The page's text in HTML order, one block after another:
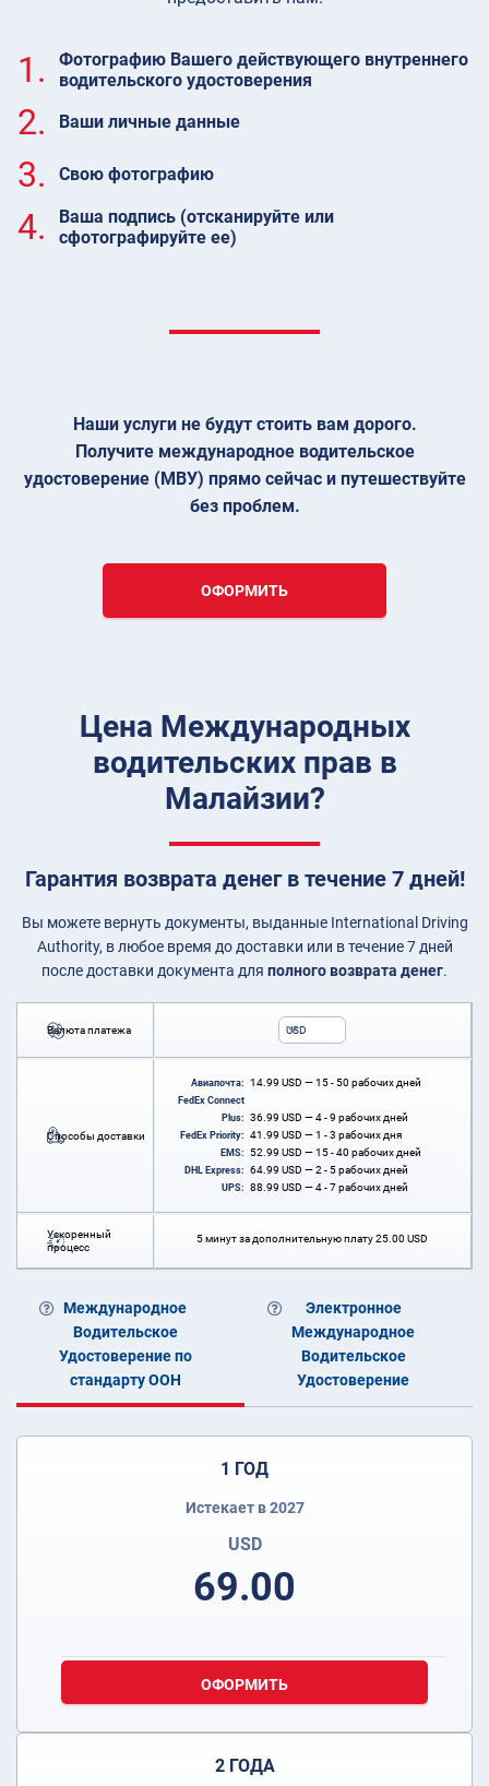
1.
Фотографию Вашего действующего внутреннего
водительского удостоверения
2. Ваши личные данные
3. Свою фотографию
4.
Ваша подпись (отсканируйте или
сфотографируйте ее)
Наши услуги не будут стоить вам дорого.
Получите международное водительское
удостоверение (МВУ) прямо сейчас и путешествуйте
без проблем.
ОФОРМИТЬ
Цена Международных
водительских прав в
Малайзии?
Гарантия возврата денег в течение 7 дней!
Вы можете вернуть документы, выданные International Driving
Authority, в любое время до доставки или в течение 7 дней
после доставки документа для полного возврата денег.
Валюта платежа USD
Способы доставки
Авиапочта: 14.99 USD — 15 - 50 рабочих дней
FedEx Connect
Plus:
36.99 USD — 4 - 9 рабочих дней
FedEx Priority: 41.99 USD — 1 - 3 рабочих дня
EMS: 52.99 USD — 15 - 40 рабочих дней
DHL Express: 64.99 USD — 2 - 5 рабочих дней
UPS: 88.99 USD — 4 - 7 рабочих дней
Ускоренный
процесс
5 минут за дополнительную плату25.00 USD
Международное
Водительское
Удостоверение по
стандарту ООН
Электронное
Международное
Водительское
Удостоверение
1 ГОД
Истекает в 2027
USD
69.00
ОФОРМИТЬ
2 ГОДА